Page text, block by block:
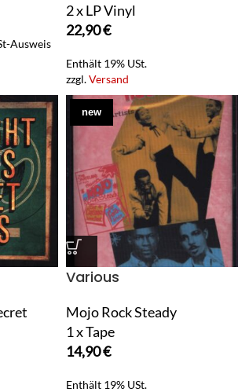
Ausweis
2 x LP Vinyl
22,90€
Enthält 19% USt.
zzgl.Versand
new
Various
Mojo Rock Steady
1 x Tape
14,90€
Enthält 19% USt.